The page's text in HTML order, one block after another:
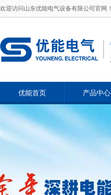
欢迎访问山东优能电气设备有限公司官网！
优能首页 产品中心